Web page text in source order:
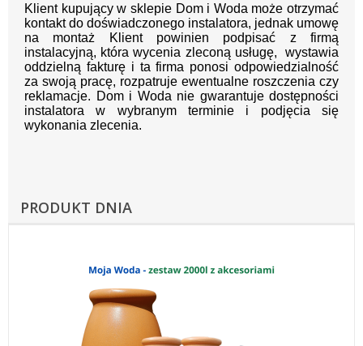
Klient kupujący w sklepie Dom i Woda może otrzymać
kontakt do doświadczonego instalatora, jednak umowę
na montaż Klient powinien podpisać z firmą
instalacyjną, która wycenia zleconą usługę, wystawia
oddzielną fakturę i ta firma ponosi odpowiedzialność
za swoją pracę, rozpatruje ewentualne roszczenia czy
reklamacje. Dom i Woda nie gwarantuje dostępności
instalatora w wybranym terminie i podjęcia się
wykonania zlecenia.
PRODUKT DNIA